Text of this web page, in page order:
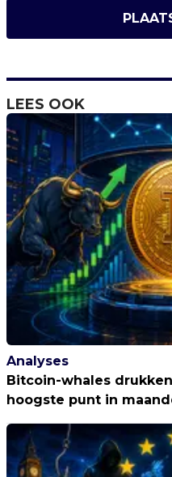
LEES OOK
Analyses
Bitcoin-whales
hoogste punt in